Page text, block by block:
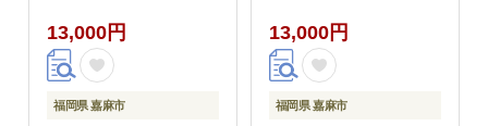
13,000円
福岡県 嘉麻市
13,000円
福岡県 嘉麻市